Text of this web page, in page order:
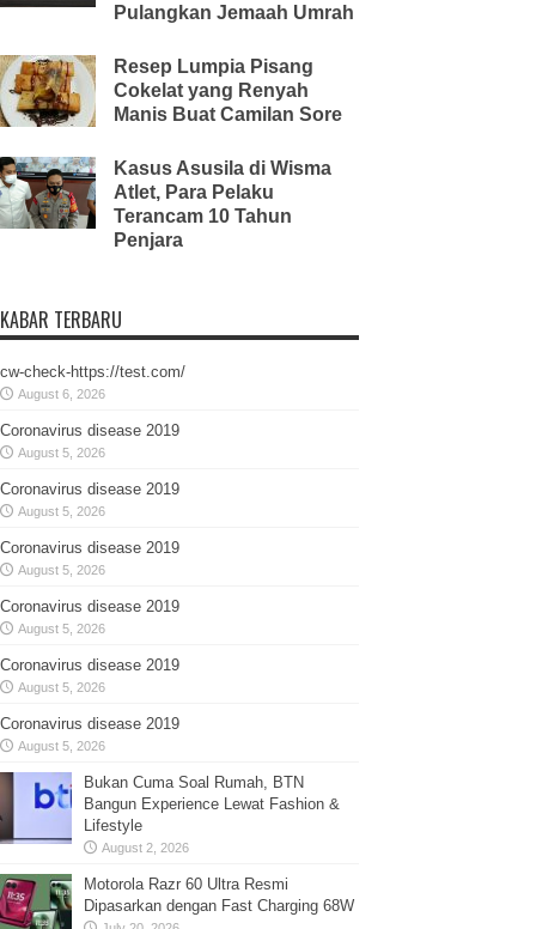
Pulangkan Jemaah Umrah
Resep Lumpia Pisang
Cokelat yang Renyah
Manis Buat Camilan Sore
Kasus Asusila di Wisma
Atlet, Para Pelaku
Terancam 10 Tahun
Penjara
KABAR TERBARU
cw-check-https://test.com/
August 6, 2026
Coronavirus disease 2019
August 5, 2026
Coronavirus disease 2019
August 5, 2026
Coronavirus disease 2019
August 5, 2026
Coronavirus disease 2019
August 5, 2026
Coronavirus disease 2019
August 5, 2026
Coronavirus disease 2019
August 5, 2026
Bukan Cuma Soal Rumah, BTN
Bangun Experience Lewat Fashion &
Lifestyle
August 2, 2026
Motorola Razr 60 Ultra Resmi
Dipasarkan dengan Fast Charging 68W